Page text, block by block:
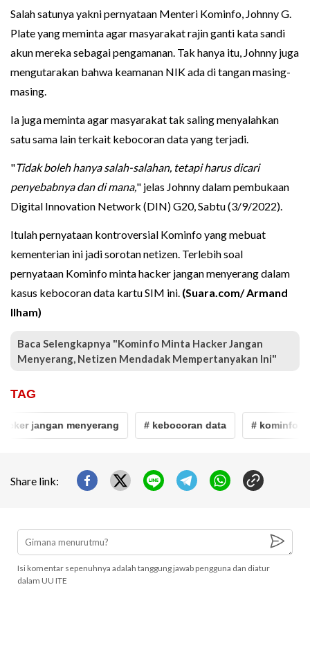
Salah satunya yakni pernyataan Menteri Kominfo, Johnny G.
Plate yang meminta agar masyarakat rajin ganti kata sandi
akun mereka sebagai pengamanan. Tak hanya itu, Johnny juga
mengutarakan bahwa keamanan NIK ada di tangan masing-
masing.
Ia juga meminta agar masyarakat tak saling menyalahkan
satu sama lain terkait kebocoran data yang terjadi.
"Tidak boleh hanya salah-salahan, tetapi harus dicari
penyebabnya dan di mana," jelas Johnny dalam pembukaan
Digital Innovation Network (DIN) G20, Sabtu (3/9/2022).
Itulah pernyataan kontroversial Kominfo yang mebuat
kementerian ini jadi sorotan netizen. Terlebih soal
pernyataan Kominfo minta hacker jangan menyerang dalam
kasus kebocoran data kartu SIM ini. (Suara.com/ Armand
Ilham)
Baca Selengkapnya "Kominfo Minta Hacker Jangan
Menyerang, Netizen Mendadak Mempertanyakan Ini"
TAG
jangan menyerang # kebocoran data # kominfo
Share link:
Isi komentar sepenuhnya adalah tanggung jawab pengguna dan diatur
dalam UU ITE